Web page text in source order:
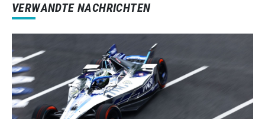
VERWANDTE NACHRICHTEN